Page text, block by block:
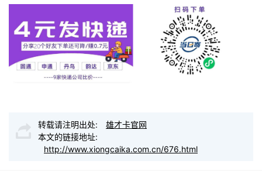
转载请注明出处:
雄才卡官网
本文的链接地址:
http://www.xiongcaika.com.cn/676.html